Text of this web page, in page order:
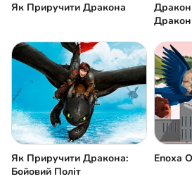
Як Приручити Дракона
Як Приручити Дракона:
Бойовий Політ
Епоха